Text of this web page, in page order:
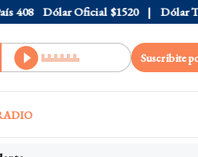
408 Dólar Oficial $1520 Dólar
Suscribite